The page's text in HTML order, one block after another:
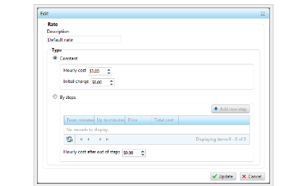
INSTALACIÓN
ÓRDENES
REVENDEDORES
CONTACTOS